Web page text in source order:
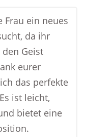
Frau ein neues
da ihr
Geist
eurer
das perfekte
ist leicht,
bietet eine